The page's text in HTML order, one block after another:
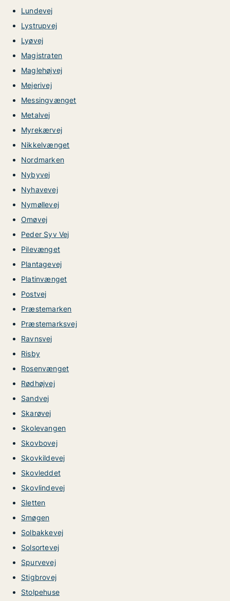
Lundevej
Lystrupvej
Lyøvej
Magistraten
Maglehøjvej
Mejerivej
Messingvænget
Metalvej
Myrekærvej
Nikkelvænget
Nordmarken
Nybyvej
Nyhavevej
Nymøllevej
Omøvej
Peder Syv Vej
Pilevænget
Plantagevej
Platinvænget
Postvej
Præstemarken
Præstemarksvej
Ravnsvej
Risby
Rosenvænget
Rødhøjvej
Sandvej
Skarøvej
Skolevangen
Skovbovej
Skovkildevej
Skovleddet
Skovlindevej
Sletten
Smøgen
Solbakkevej
Solsortevej
Spurvevej
Stigbrovej
Stolpehuse